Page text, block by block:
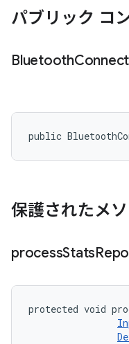
パブリック コ
Bluetooth
public
保護されたメ
processStats
protected void